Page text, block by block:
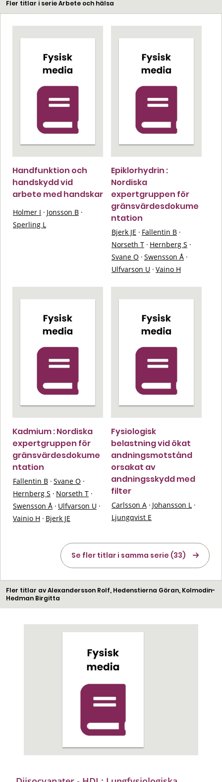
Fler titlar i serie Arbete och hälsa
Handfunktion och
handskydd vid
arbete med handskar
Holmer I · Jonsson B ·
Sperling L
Epiklorhydrin :
Nordiska
expertgruppen för
gränsvärdesdokume
ntation
Bjerk JE · Fallentin B ·
Norseth T · Hernberg S ·
Svane O · Swensson Å ·
Ulfvarson U · Vaino H
Kadmium : Nordiska
expertgruppen för
gränsvärdesdokume
ntation
Fallentin B · Svane O ·
Hernberg S · Norseth T ·
Swensson Å · Ulfvarson U ·
Vainio H · Bjerk JE
Fysiologisk
belastning vid ökat
andningsmotstånd
orsakat av
andningsskydd med
filter
Carlsson A · Johansson L ·
Ljungqvist E
Se fler titlar i samma serie (33)
Fler titlar av Alexandersson Rolf, Hedenstierna Göran, Kolmodin-
Hedman Birgitta